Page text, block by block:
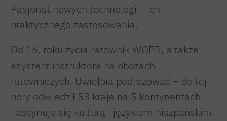
Pasjonat nowych technologii i ich
praktycznego zastosowania.
Od 16. roku życia ratownik WOPR, a także
asystent instruktora na obozach
ratowniczych. Uwielbia podróżować – do tej
pory odwiedził 53 kraje na 5 kontynentach.
Fascynuje się kulturą i językiem hiszpańskim,